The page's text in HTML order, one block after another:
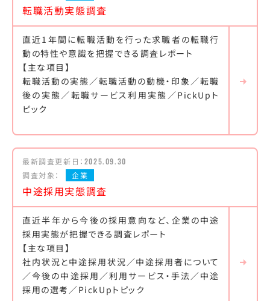
転職活動実態調査
直近1年間に転職活動を行った求職者の転職行
動の特性や意識を把握できる調査レポート
【主な項目】
転職活動の実態／転職活動の動機・印象／転職
後の実態／転職サービス利用実態／PickUpト
ピック
最新調査更新日： 2025.09.30
調査対象：
企業
中途採用実態調査
直近半年から今後の採用意向など、企業の中途
採用実態が把握できる調査レポート
【主な項目】
社内状況と中途採用状況／中途採用者について
／今後の中途採用／利用サービス・手法／中途
採用の選考／PickUpトピック